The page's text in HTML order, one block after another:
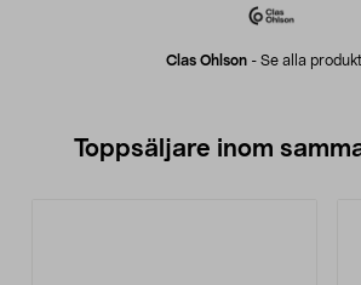
Clas Ohlson - Se alla
Toppsäljare inom